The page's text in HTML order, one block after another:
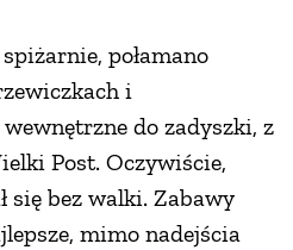
połamano
i
do zadyszki, z
Post. Oczywiście,
się bez walki. Zabawy
mimo nadejścia